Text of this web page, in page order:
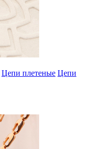
Цепи плетеные Цепи